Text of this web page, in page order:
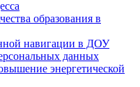
образования в
навигации в ДОУ
данных
энергетической